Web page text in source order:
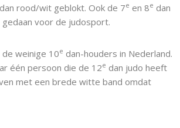
rood/wit geblokt. Ook de 7e en 8e dan
voor de judosport.
weinige 10e dan-houders in Nederland.
één persoon die de 12e dan judo heeft
met een brede witte band omdat